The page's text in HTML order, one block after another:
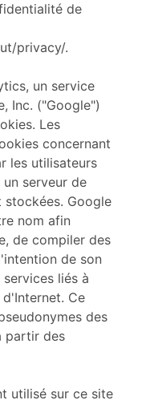
de
privacy/.
un service
Inc. ("Google")
Les
concernant
les utilisateurs
serveur de
Google
nom afin
de compiler des
de son
liés à
Ce
des
partir des
utilisé sur ce site